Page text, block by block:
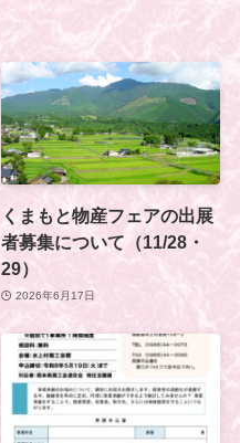
くまもと物産フェアの出展
者募集について（11/28・
29）
2026年6月17日